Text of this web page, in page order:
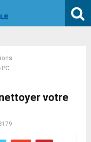
votre